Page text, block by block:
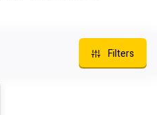
Filters